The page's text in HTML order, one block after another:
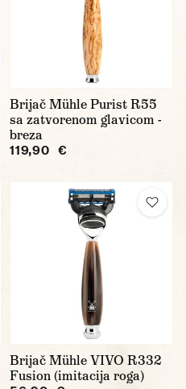
Brijač Mühle Purist R55
sa zatvorenom glavicom -
breza
119,90 €
Brijač Mühle VIVO R332
Fusion (imitacija roga)